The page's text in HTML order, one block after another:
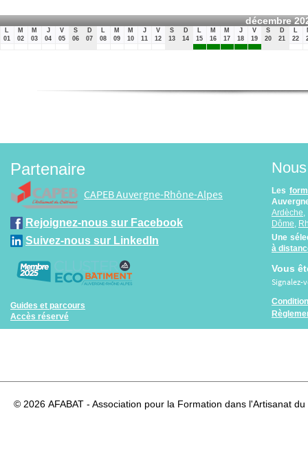
décembre
01
M
02
M
03
J
04
V
05
S
06
D
07
08
M
09
M
10
J
11
V
12
S
13
D
14
15
M
16
M
17
J
18
V
19
S
20
D
21
22
Partenaire
CAPEB Auvergne-Rhône-Alpes
Rejoignez-nous sur Facebook
Suivez-nous sur LinkedIn
Guides et parcours
Accès réservé
Les
Ardèche
Dôme,
Une
à
Vous
Signalez-
© 2026 AFABAT - Association pour la Formation dans l'Artisanat du